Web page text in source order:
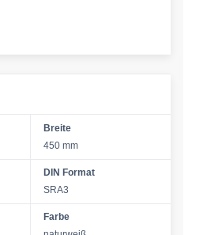
Breite
450 mm
DIN Format
SRA3
Farbe